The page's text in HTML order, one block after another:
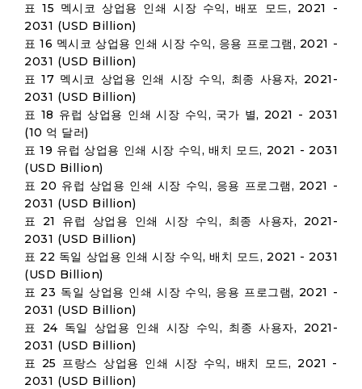
표 15 멕시코 상업용 인쇄 시장 수익, 배포 모드, 2021 -
2031 (USD Billion)
표 16 멕시코 상업용 인쇄 시장 수익, 응용 프로그램, 2021 -
2031 (USD Billion)
표 17 멕시코 상업용 인쇄 시장 수익, 최종 사용자, 2021-
2031 (USD Billion)
표 18 유럽 상업용 인쇄 시장 수익, 국가 별, 2021 - 2031
(10 억 달러)
표 19 유럽 상업용 인쇄 시장 수익, 배치 모드, 2021 - 2031
(USD Billion)
표 20 유럽 상업용 인쇄 시장 수익, 응용 프로그램, 2021 -
2031 (USD Billion)
표 21 유럽 상업용 인쇄 시장 수익, 최종 사용자, 2021-
2031 (USD Billion)
표 22 독일 상업용 인쇄 시장 수익, 배치 모드, 2021 - 2031
(USD Billion)
표 23 독일 상업용 인쇄 시장 수익, 응용 프로그램, 2021 -
2031 (USD Billion)
표 24 독일 상업용 인쇄 시장 수익, 최종 사용자, 2021-
2031 (USD Billion)
표 25 프랑스 상업용 인쇄 시장 수익, 배치 모드, 2021 -
2031 (USD Billion)